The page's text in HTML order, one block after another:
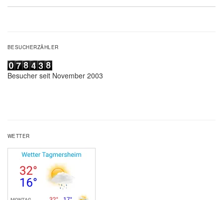
BESUCHERZÄHLER
Besucher seit November 2003
WETTER